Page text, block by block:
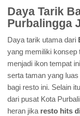
Daya Tarik
Purbalingga
Daya tarik utama dari
yang memiliki konsep
menjadi ikon tempat
serta taman yang
bagi resto ini. Selain
dari pusat Kota
heran jika resto hits